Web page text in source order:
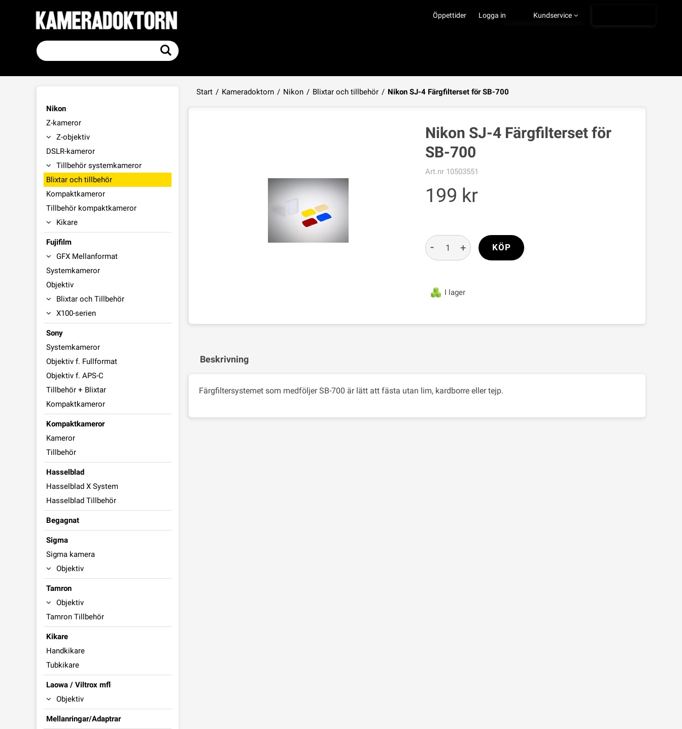
Öppettider Kundservice
Ångra köp
Logga in
Start / Kameradoktorn / Nikon / Blixtar och tillbehör / Nikon SJ-4 Färgfilterset för SB-700
Nikon
Z-kameror
Z-objektiv
DSLR-kameror
Tillbehör systemkameror
Blixtar och tillbehör
Kompaktkameror
Tillbehör kompaktkameror
Kikare
Fujifilm
GFX Mellanformat
Systemkameror
Objektiv
Blixtar och Tillbehör
X100-serien
Sony
Systemkameror
Objektiv f. Fullformat
Objektiv f. APS-C
Tillbehör + Blixtar
Kompaktkameror
Kompaktkameror
Kameror
Tillbehör
Hasselblad
Hasselblad X System
Hasselblad Tillbehör
Begagnat
Sigma
Sigma kamera
Objektiv
Tamron
Objektiv
Tamron Tillbehör
Kikare
Handkikare
Tubkikare
Laowa / Viltrox mfl
Objektiv
Mellanringar/Adaptrar
Nikon SJ-4 Färgfilterset för
SB-700
Art.nr 10503551
199
I lager
- + KÖP
Beskrivning
Färgfiltersystemet som medföljer SB-700 är lätt att fästa utan lim, kardborre eller tejp.